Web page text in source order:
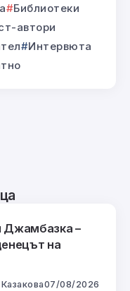
Библиотеки
автори
Интервюта
Джамбазка –
на
07/08/2026